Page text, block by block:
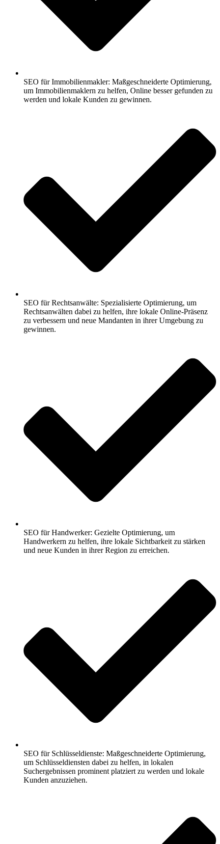
SEO für Immobilienmakler: Maßgeschneiderte Optimierung,
um Immobilienmaklern zu helfen, Online besser gefunden zu
werden und lokale Kunden zu gewinnen.
SEO für Rechtsanwälte: Spezialisierte Optimierung, um
Rechtsanwälten dabei zu helfen, ihre lokale Online-Präsenz
zu verbessern und neue Mandanten in ihrer Umgebung zu
gewinnen.
SEO für Handwerker: Gezielte Optimierung, um
Handwerkern zu helfen, ihre lokale Sichtbarkeit zu stärken
und neue Kunden in ihrer Region zu erreichen.
SEO für Schlüsseldienste: Maßgeschneiderte Optimierung,
um Schlüsseldiensten dabei zu helfen, in lokalen
Suchergebnissen prominent platziert zu werden und lokale
Kunden anzuziehen.